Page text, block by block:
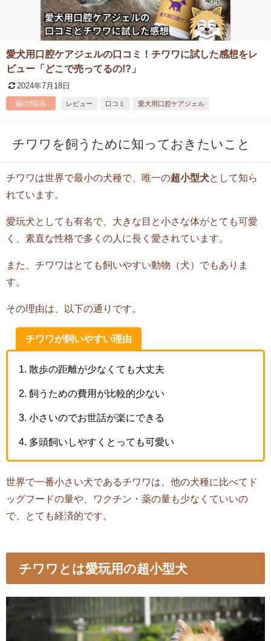
愛犬用口腔ケアジェルの口コミ！チワワに試した感想をレ
ビュー「どこで売ってるの!?」
2024年7月18日
歯の悩み レビュー 口コミ 愛犬用口腔ケアジェル
チワワを飼うために知っておきたいこと
チワワは世界で最小の犬種で、唯一の超小型犬として知ら
れています。
愛玩犬としても有名で、大きな目と小さな体がとても可愛
く、素直な性格で多くの人に長く愛されています。
また、チワワはとても飼いやすい動物（犬）でもありま
す。
その理由は、以下の通りです。
チワワが飼いやすい理由
散歩の距離が少なくても大丈夫
飼うための費用が比較的少ない
小さいのでお世話が楽にできる
多頭飼いしやすくとっても可愛い
世界で一番小さい犬であるチワワは、他の犬種に比べてド
ッグフードの量や、ワクチン・薬の量も少なくていいの
で、とても経済的です。
チワワとは愛玩用の超小型犬